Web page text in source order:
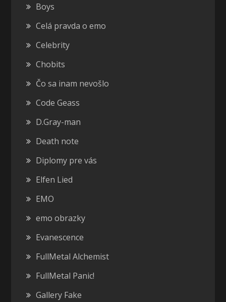
Boys
Celá pravda o emo
Celebrity
Chobits
Čo sa inam nevošlo
Code Geass
D.Gray-man
Death note
Diplomy pre vás
Elfen Lied
EMO
emo obrazky
Evanescence
FullMetal Alchemist
FullMetal Panic!
Gallery Fake